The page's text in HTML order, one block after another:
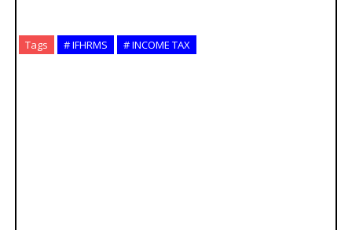
Tags # IFHRMS # INCOME TAX